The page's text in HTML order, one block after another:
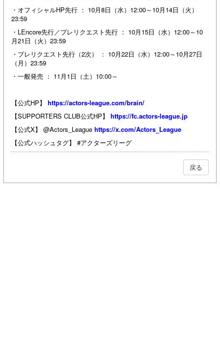
・オフィシャルHP先行 ： 10月8日（水）12:00～10月14日（火）
23:59
・LEncore先行／プレリクエスト先行 ： 10月15日（水）12:00～10
月21日（火）23:59
・プレリクエスト先行（2次） ： 10月22日（水）12:00～10月27日
（月）23:59
・一般発売 ： 11月1日（土）10:00～
【公式HP】 https://actors-league.com/brain/
【SUPPORTERS CLUB公式HP】 https://fc.actors-league.jp
【公式X】 @Actors_League https://x.com/Actors_League
【公式ハッシュタグ】 #アクターズリーグ
戻る